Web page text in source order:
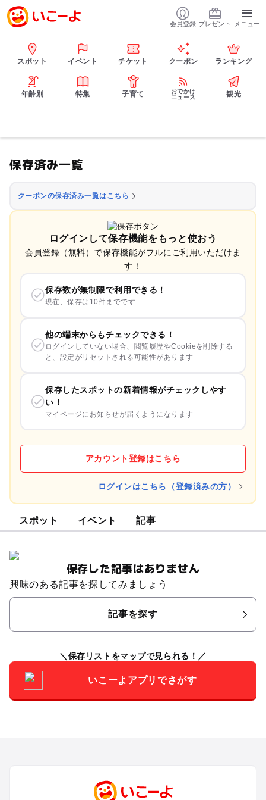
会員登録 プレゼント メニュー
スポット イベント チケット クーポン ランキング
年齢別 特集 子育て
おでかけ
ニュース
観光
保存済み一覧
クーポンの保存済み一覧はこちら
ログインして保存機能をもっと使おう
会員登録（無料）で保存機能がフルにご利用いただけま
す！
保存数が無制限で利用できる！
現在、保存は10件までです
他の端末からもチェックできる！
ログインしていない場合、閲覧履歴やCookieを削除する
と、設定がリセットされる可能性があります
保存したスポットの新着情報がチェックしやす
い！
マイページにお知らせが届くようになります
アカウント登録はこちら
ログインはこちら（登録済みの方）
スポット イベント 記事
保存した記事はありません
興味のある記事を探してみましょう
記事を探す
保存リストをマップで見られる！
いこーよアプリでさがす